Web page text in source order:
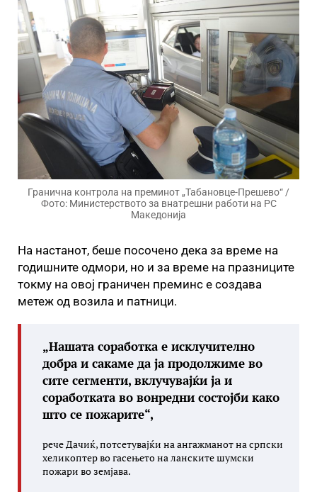
Гранична контрола на преминот „Табановце-Прешево“ /
Фото: Министерството за внатрешни работи на РС
Македонија
На настанот, беше посочено дека за време на
годишните одмори, но и за време на празниците
токму на овој граничен преминс е создава
метеж од возила и патници.
„Нашата соработка е исклучително
добра и сакаме да ја продолжиме во
сите сегменти, вклучувајќи ја и
соработката во вонредни состојби како
што се пожарите“,
рече Дачиќ, потсетувајќи на ангажманот на српски
хеликоптер во гасењето на ланските шумски
пожари во земјава.